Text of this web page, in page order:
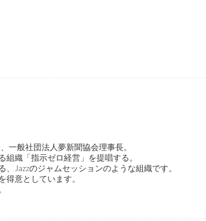
一般社団法人夢新聞協会理事長。
織「指示ゼロ経営」を提唱する。
Jazzのジャムセッションのような組織です。
意としています。